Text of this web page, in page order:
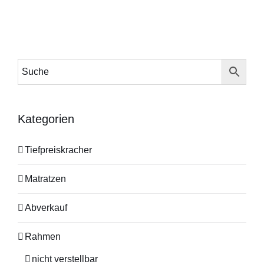
Kategorien
Tiefpreiskracher
Matratzen
Abverkauf
Rahmen
nicht verstellbar